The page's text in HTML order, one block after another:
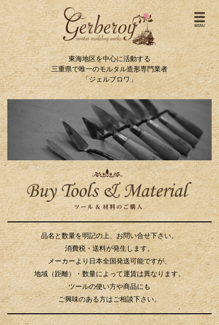
東海地区を中心に活動する
三重県で唯一のモルタル造形専門業者
「ジェルブロワ」
品名と数量を明記の上、お問い合せ下さい。
消費税・送料が発生します。
メーカーより日本全国発送可能ですが、
地域（距離）・数量によって運賃は異なります。
ツールの使い方や商品にも
ご興味のある方はご相談下さい。